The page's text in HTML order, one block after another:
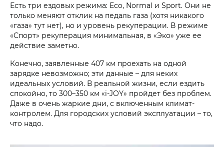
Есть три ездовых режима: Eco, Normal и Sport. Они не
только меняют отклик на педаль газа (хотя никакого
«газа» тут нет), но и уровень рекуперации. В режиме
«Спорт» рекуперация минимальная, в «Эко» уже ее
действие заметно.
Конечно, заявленные 407 км проехать на одной
зарядке невозможно; эти данные – для неких
идеальных условий. В реальной жизни, если ездить
спокойно, то 300–350 км «i‑JOY» пройдет без проблем.
Даже в очень жаркие дни, с включенным климат-
контролем. Для городских условий эксплуатации – то,
что надо.